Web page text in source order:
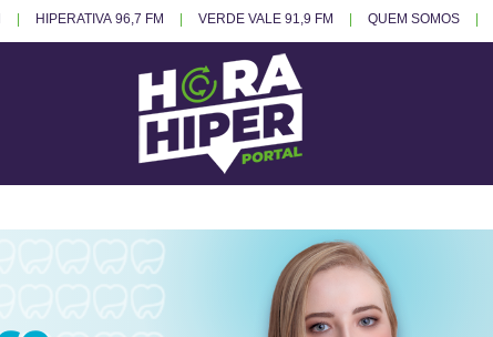
HIPERATIVA 96,7 FM VERDE VALE 91,9 FM QUEM SOMOS